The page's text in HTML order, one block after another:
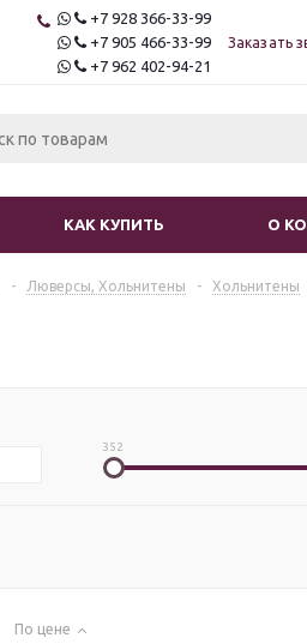
+7 928 366-33-99
+7 905 466-33-99
+7 962 402-94-21
Заказать
КАК КУПИТЬ О
- Люверсы, Хольнитены - Хольнитены
352
По цене